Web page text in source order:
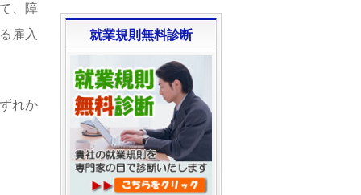
、障
雇入
れか
就業規則無料診断